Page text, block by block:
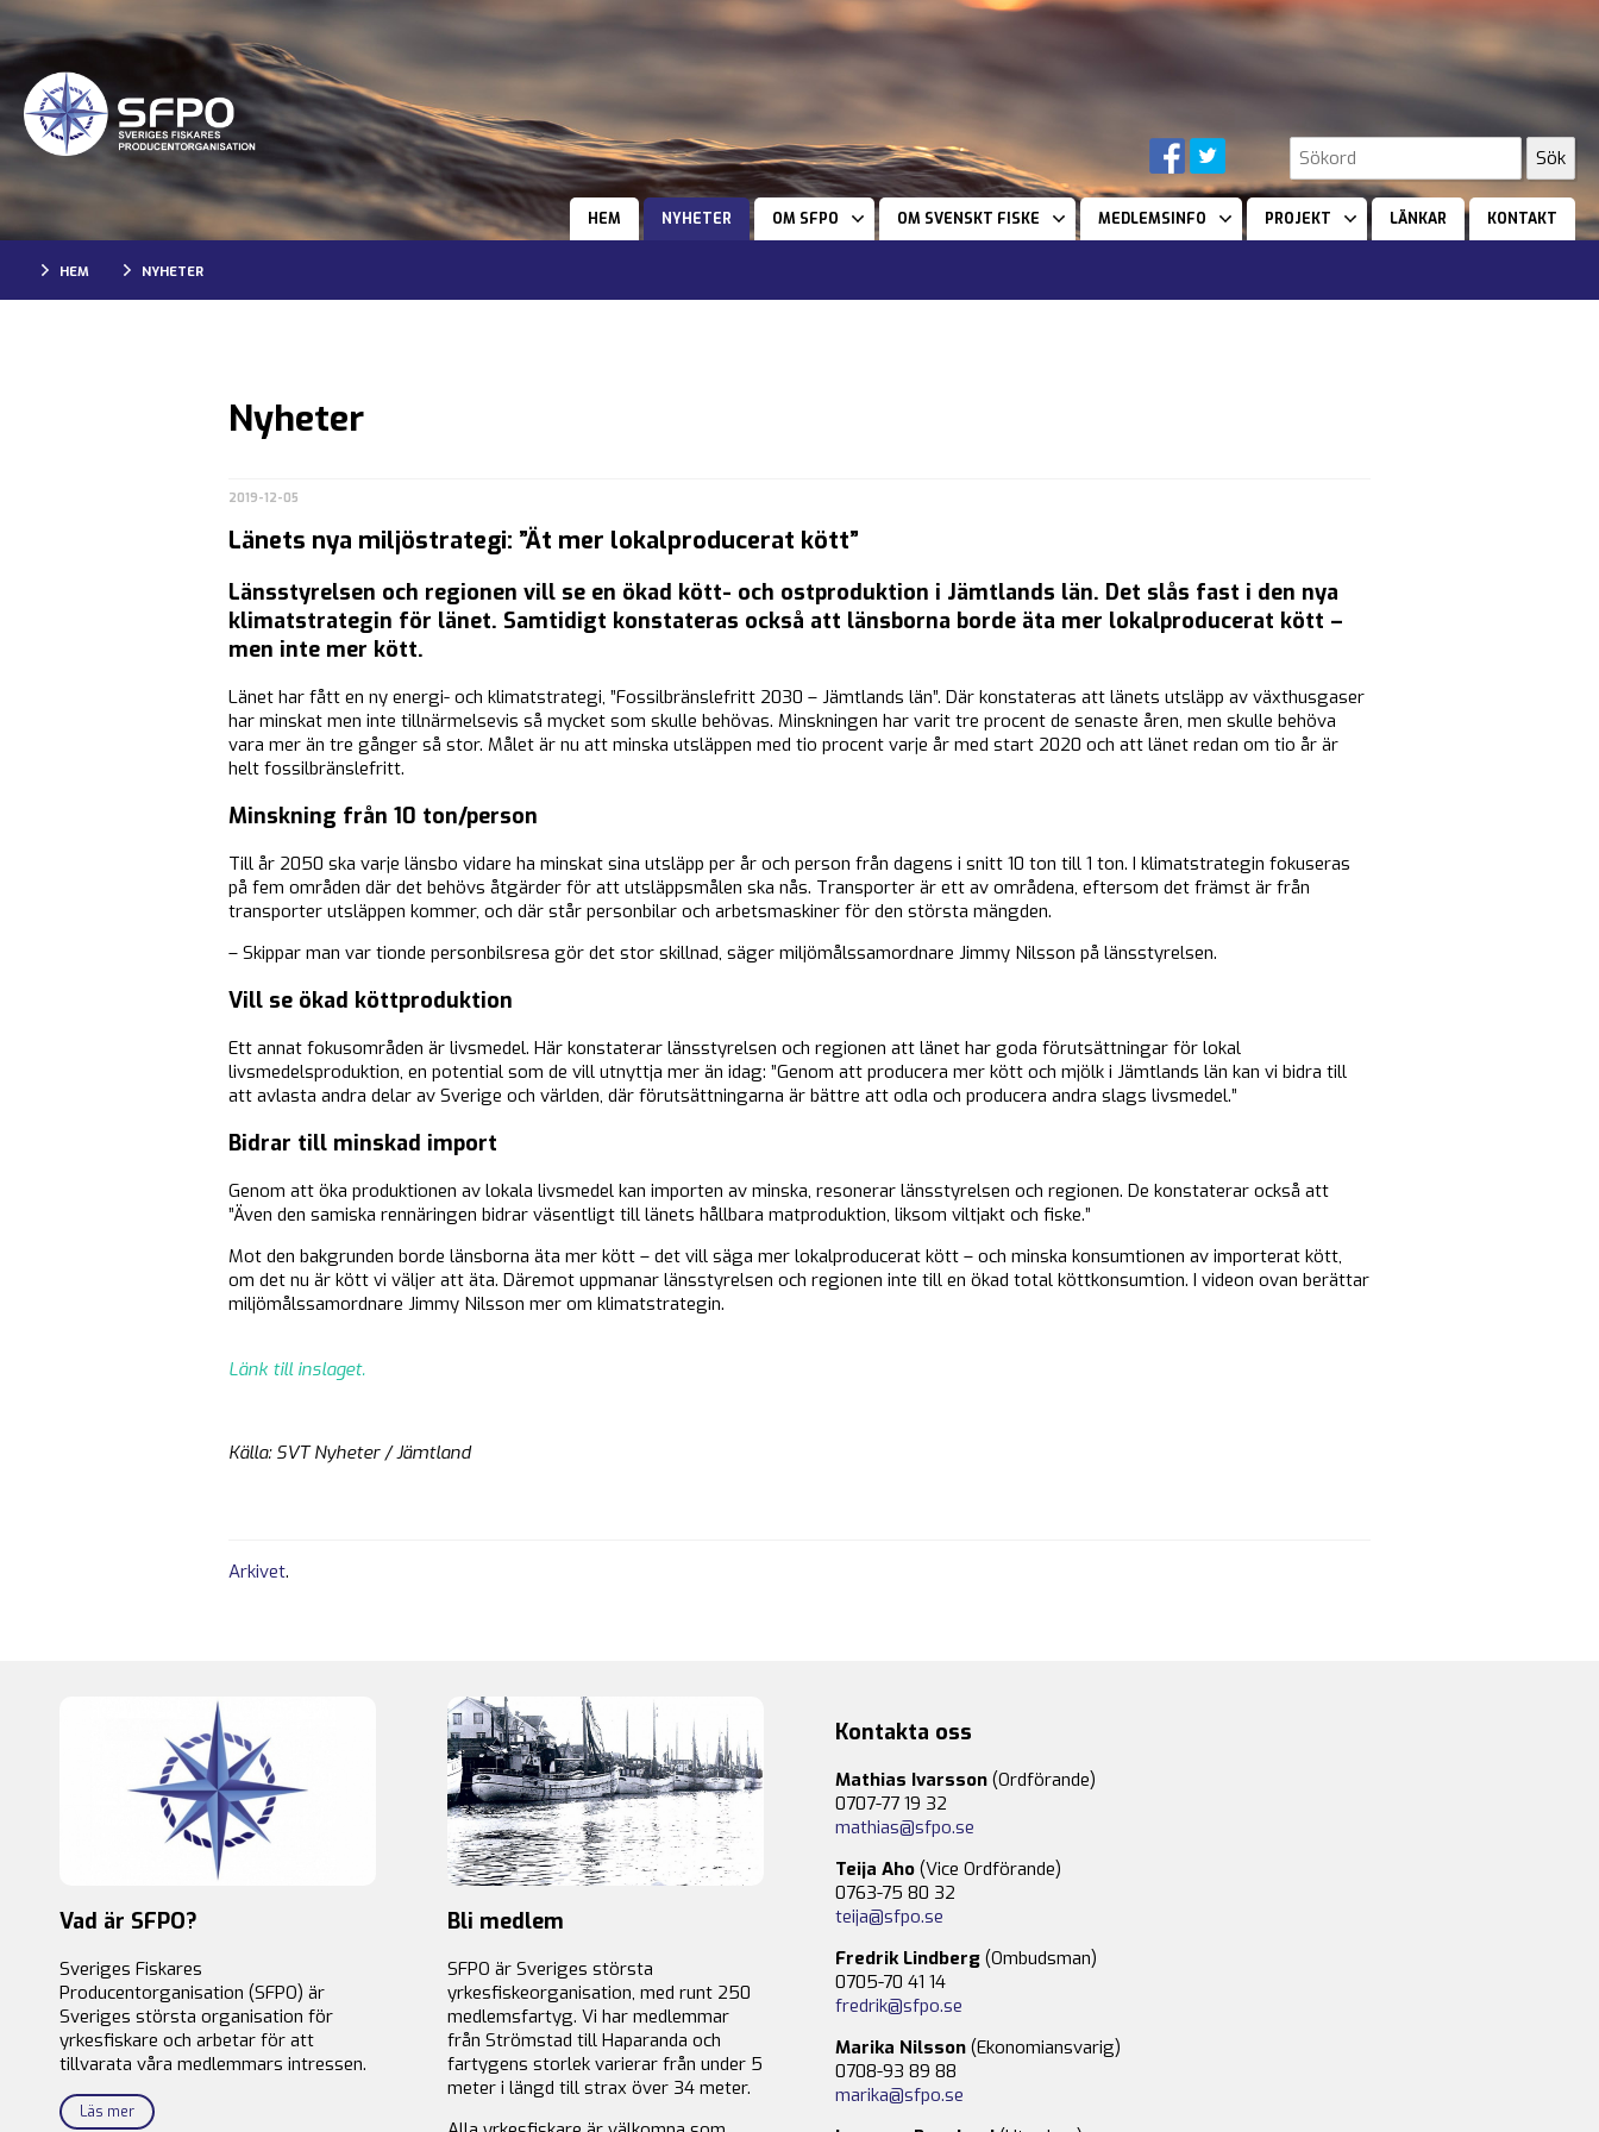
HEM NYHETER OM SFPO OM SVENSKT FISKE MEDLEMSINFO PROJEKT LÄNKAR KONTAKT
HEM NYHETER
Nyheter
2019-12-05
Länets nya miljöstrategi: ”Ät mer lokalproducerat kött”
Länsstyrelsen och regionen vill se en ökad kött- och ostproduktion i Jämtlands län. Det slås fast i den nya
klimatstrategin för länet. Samtidigt konstateras också att länsborna borde äta mer lokalproducerat kött –
men inte mer kött.
Länet har fått en ny energi- och klimatstrategi, ”Fossilbränslefritt 2030 – Jämtlands län”. Där konstateras att länets utsläpp av växthusgaser
har minskat men inte tillnärmelsevis så mycket som skulle behövas. Minskningen har varit tre procent de senaste åren, men skulle behöva
vara mer än tre gånger så stor. Målet är nu att minska utsläppen med tio procent varje år med start 2020 och att länet redan om tio år är
helt fossilbränslefritt.
Minskning från 10 ton/person
Till år 2050 ska varje länsbo vidare ha minskat sina utsläpp per år och person från dagens i snitt 10 ton till 1 ton. I klimatstrategin fokuseras
på fem områden där det behövs åtgärder för att utsläppsmålen ska nås. Transporter är ett av områdena, eftersom det främst är från
transporter utsläppen kommer, och där står personbilar och arbetsmaskiner för den största mängden.
– Skippar man var tionde personbilsresa gör det stor skillnad, säger miljömålssamordnare Jimmy Nilsson på länsstyrelsen.
Vill se ökad köttproduktion
Ett annat fokusområden är livsmedel. Här konstaterar länsstyrelsen och regionen att länet har goda förutsättningar för lokal
livsmedelsproduktion, en potential som de vill utnyttja mer än idag: ”Genom att producera mer kött och mjölk i Jämtlands län kan vi bidra till
att avlasta andra delar av Sverige och världen, där förutsättningarna är bättre att odla och producera andra slags livsmedel.”
Bidrar till minskad import
Genom att öka produktionen av lokala livsmedel kan importen av minska, resonerar länsstyrelsen och regionen. De konstaterar också att
”Även den samiska rennäringen bidrar väsentligt till länets hållbara matproduktion, liksom viltjakt och fiske.”
Mot den bakgrunden borde länsborna äta mer kött – det vill säga mer lokalproducerat kött – och minska konsumtionen av importerat kött,
om det nu är kött vi väljer att äta. Däremot uppmanar länsstyrelsen och regionen inte till en ökad total köttkonsumtion. I videon ovan berättar
miljömålssamordnare Jimmy Nilsson mer om klimatstrategin.
Länk till inslaget.
Källa: SVT Nyheter / Jämtland
Arkivet.
Vad är SFPO?
Sveriges Fiskares
Producentorganisation (SFPO) är
Sveriges största organisation för
yrkesfiskare och arbetar för att
tillvarata våra medlemmars intressen.
Läs mer
Bli medlem
SFPO är Sveriges största
yrkesfiskeorganisation, med runt 250
medlemsfartyg. Vi har medlemmar
från Strömstad till Haparanda och
fartygens storlek varierar från under 5
meter i längd till strax över 34 meter.
Kontakta oss
Mathias Ivarsson (Ordförande)
0707-77 19 32
mathias@sfpo.se
Teija Aho (Vice Ordförande)
0763-75 80 32
teija@sfpo.se
Fredrik Lindberg (Ombudsman)
0705-70 41 14
fredrik@sfpo.se
Marika Nilsson (Ekonomiansvarig)
0708-93 89 88
marika@sfpo.se